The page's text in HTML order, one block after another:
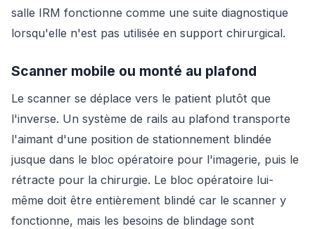
salle IRM fonctionne comme une suite diagnostique
lorsqu'elle n'est pas utilisée en support chirurgical.
Scanner mobile ou monté au plafond
Le scanner se déplace vers le patient plutôt que
l'inverse. Un système de rails au plafond transporte
l'aimant d'une position de stationnement blindée
jusque dans le bloc opératoire pour l'imagerie, puis le
rétracte pour la chirurgie. Le bloc opératoire lui-
même doit être entièrement blindé car le scanner y
fonctionne, mais les besoins de blindage sont